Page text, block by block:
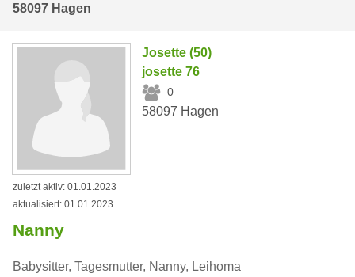
58097 Hagen
Josette (50)
josette 76
0
58097 Hagen
zuletzt aktiv: 01.01.2023
aktualisiert: 01.01.2023
Nanny
Babysitter, Tagesmutter, Nanny, Leihoma